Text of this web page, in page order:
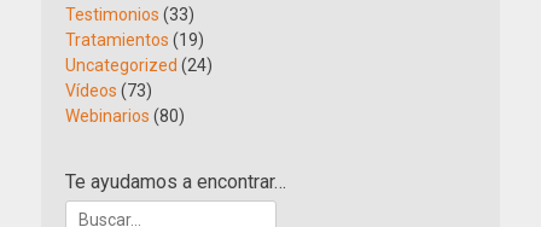
Testimonios (33)
Tratamientos (19)
Uncategorized (24)
Vídeos (73)
Webinarios (80)
Te ayudamos a encontrar…
Buscar: